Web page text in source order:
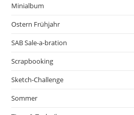
Minialbum
Ostern Frühjahr
SAB Sale-a-bration
Scrapbooking
Sketch-Challenge
Sommer